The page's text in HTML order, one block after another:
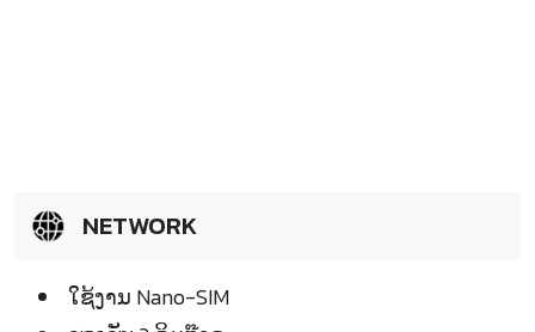
NETWORK
ໃຊ້ງານ Nano-SIM